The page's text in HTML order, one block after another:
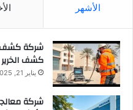
الأشهر
شركة كشف
كشف الخرير
يناير 21, 2025
شركة